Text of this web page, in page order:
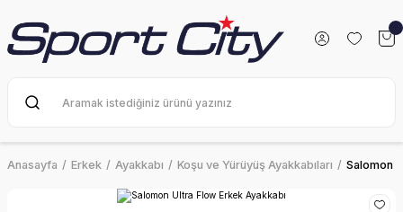
Anasayfa Erkek Ayakkabı Koşu ve Yürüyüş Ayakkabıları Salomon